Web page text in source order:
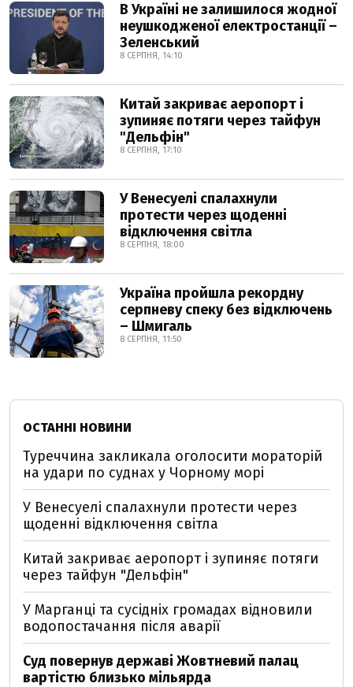
В Україні не залишилося жодної
неушкодженої електростанції –
Зеленський
8 СЕРПНЯ, 14:10
Китай закриває аеропорт і
зупиняє потяги через тайфун
"Дельфін"
8 СЕРПНЯ, 17:10
У Венесуелі спалахнули
протести через щоденні
відключення світла
8 СЕРПНЯ, 18:00
Україна пройшла рекордну
серпневу спеку без відключень
– Шмигаль
8 СЕРПНЯ, 11:50
ОСТАННІ НОВИНИ
Туреччина закликала оголосити мораторій
на удари по суднах у Чорному морі
У Венесуелі спалахнули протести через
щоденні відключення світла
Китай закриває аеропорт і зупиняє потяги
через тайфун "Дельфін"
У Марганці та сусідніх громадах відновили
водопостачання після аварії
Суд повернув державі Жовтневий палац
вартістю близько мільярда